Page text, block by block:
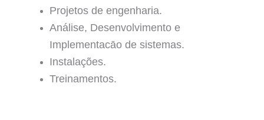
Projetos de engenharia.
Análise, Desenvolvimento e
Implementacāo de sistemas.
Instalações.
Treinamentos.